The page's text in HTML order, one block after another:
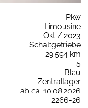
Pkw
Limousine
Okt / 2023
Schaltgetriebe
29.594 km
5
Blau
Zentrallager
ab ca. 10.08.2026
2266-26